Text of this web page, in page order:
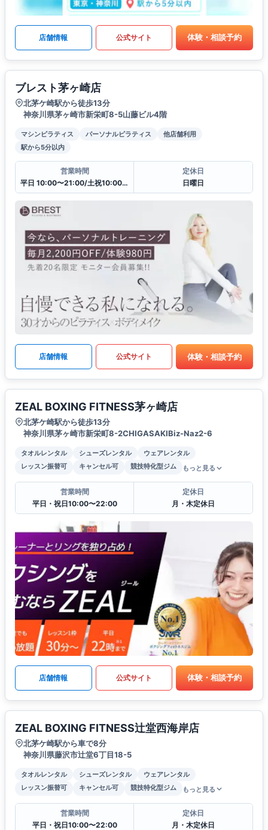
店舗情報 公式サイト 体験・相談予約
ブレスト茅ヶ崎店
北茅ケ崎駅から徒歩13分
神奈川県茅ヶ崎市新栄町8-5山藤ビル4階
マシンピラティス パーソナルピラティス
他店舗利用
駅から5分以内
営業時間
平日 10:00〜21:00/土祝10:00〜19:30
定休日
日曜日
店舗情報 公式サイト 体験・相談予約
ZEAL BOXING FITNESS茅ヶ崎店
北茅ケ崎駅から徒歩13分
神奈川県茅ヶ崎市新栄町8-2CHIGASAKIBiz-Naz2-6
タオルレンタル シューズレンタル
ウェアレンタル
レッスン振替可
キャンセル可 競技特化型ジム もっと見る
営業時間
平日・祝日10:00〜22:00
定休日
月・木定休日
店舗情報 公式サイト 体験・相談予約
ZEAL BOXING FITNESS辻堂西海岸店
北茅ケ崎駅から車で8分
神奈川県藤沢市辻堂6丁目18-5
タオルレンタル シューズレンタル
ウェアレンタル
レッスン振替可
キャンセル可 競技特化型ジム もっと見る
営業時間
平日・祝日10:00〜22:00
定休日
月・木定休日